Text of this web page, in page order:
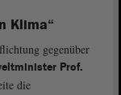
Klima“
gegenüber
Prof.
die